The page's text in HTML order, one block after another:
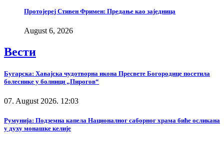
Протојереј Стивен Фримен: Предање као заједница
August 6, 2026
Вести
Бугарска: Хавајска чудотворна икона Пресвете Богородице посетила
болеснике у болници „Пирогов“
07. August 2026. 12:03
Румунија: Подземна капела Националног саборног храма биће осликана
у духу монашке келије